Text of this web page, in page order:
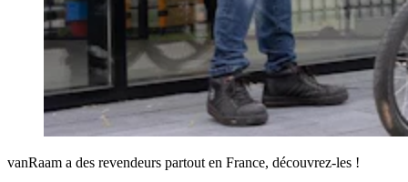
vanRaam a des revendeurs partout en France, découvrez-les !